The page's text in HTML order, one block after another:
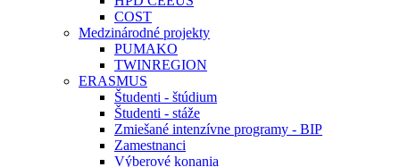
COST
Medzinárodné projekty
PUMAKO
TWINREGION
ERASMUS
Študenti - štúdium
Študenti - stáže
Zmiešané intenzívne programy - BIP
Zamestnanci
Výberové konania